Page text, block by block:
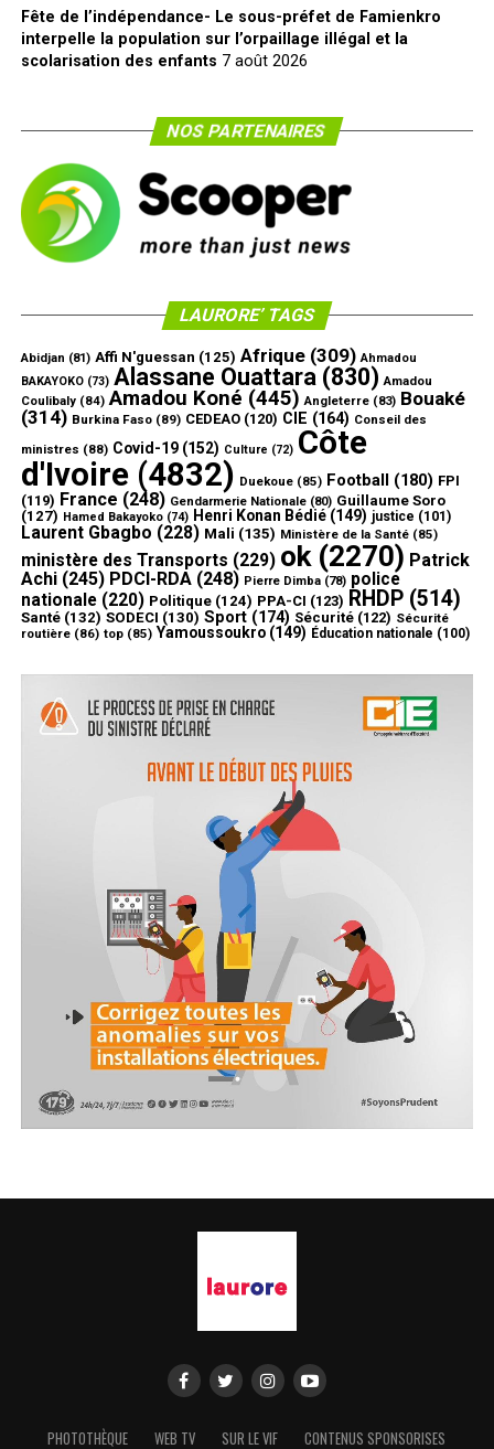
Fête de l’indépendance- Le sous-préfet de Famienkro
interpelle la population sur l’orpaillage illégal et la
scolarisation des enfants 7 août 2026
NOS PARTENAIRES
LAURORE’ TAGS
Abidjan (81) Affi N'guessan (125) Afrique(309) Ahmadou
BAKAYOKO(73) Alassane Ouattara(830) Amadou
Coulibaly(84) Amadou Koné (445) Angleterre(83) Bouaké
(314) Burkina Faso(89) CEDEAO(120) CIE (164) Conseil des
ministres (88) Covid-19(152) Culture (72) Côte
d'Ivoire(4832) Duekoue(85) Football (180) FPI
(119) France (248) Gendarmerie Nationale(80) Guillaume Soro
(127) Hamed Bakayoko(74) Henri Konan Bédié(149) justice (101)
Laurent Gbagbo (228) Mali (135) Ministère de la Santé(85)
ministère des Transports (229) ok(2270) Patrick
Achi(245) PDCI-RDA(248) Pierre Dimba(78) police
nationale(220) Politique(124) PPA-CI (123) RHDP(514)
Santé(132) SODECI (130) Sport(174) Sécurité(122) Sécurité
routière(86) top(85) Yamoussoukro(149) Éducation nationale (100)
PHOTOTHÈQUE WEB TV SUR LE VIF CONTENUS SPONSORISES